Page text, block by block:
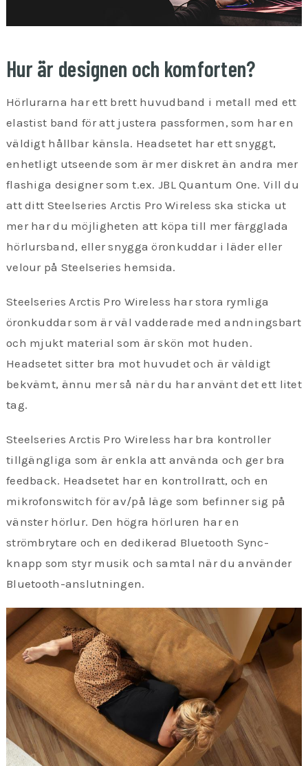
Hur är designen och komforten?
Hörlurarna har ett brett huvudband i metall med ett
elastist band för att justera passformen, som har en
väldigt hållbar känsla. Headsetet har ett snyggt,
enhetligt utseende som är mer diskret än andra mer
flashiga designer som t.ex. JBL Quantum One. Vill du
att ditt Steelseries Arctis Pro Wireless ska sticka ut
mer har du möjligheten att köpa till mer färgglada
hörlursband, eller snygga öronkuddar i läder eller
velour på Steelseries hemsida.
Steelseries Arctis Pro Wireless har stora rymliga
öronkuddar som är väl vadderade med andningsbart
och mjukt material som är skön mot huden.
Headsetet sitter bra mot huvudet och är väldigt
bekvämt, ännu mer så när du har använt det ett litet
tag.
Steelseries Arctis Pro Wireless har bra kontroller
tillgängliga som är enkla att använda och ger bra
feedback. Headsetet har en kontrollratt, och en
mikrofonswitch för av/på läge som befinner sig på
vänster hörlur. Den högra hörluren har en
strömbrytare och en dedikerad Bluetooth Sync-
knapp som styr musik och samtal när du använder
Bluetooth-anslutningen.